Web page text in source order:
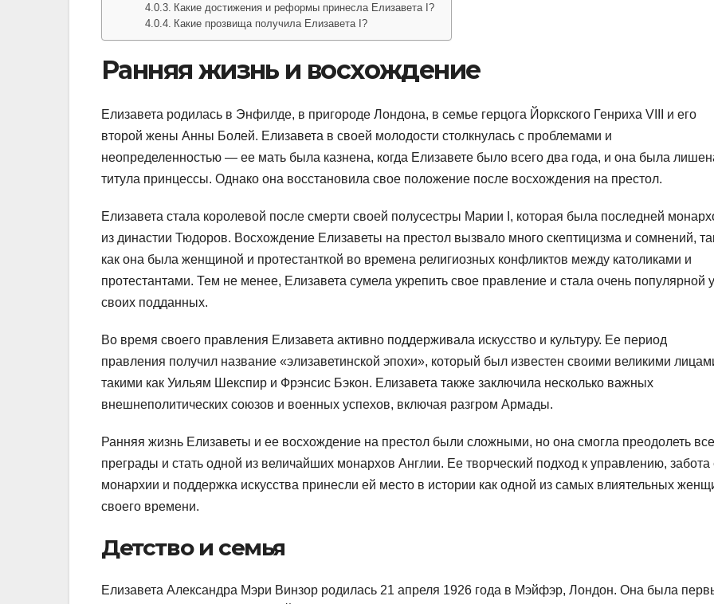
Какие достижения и реформы принесла Елизавета I?
Какие прозвища получила Елизавета I?
Ранняя жизнь и восхождение
Елизавета родилась в Энфилде, в пригороде Лондона, в семье герцога Йоркского Генриха VIII и его
второй жены Анны Болей. Елизавета в своей молодости столкнулась с проблемами и
неопределенностью — ее мать была казнена, когда Елизавете было всего два года, и она была
титула принцессы. Однако она восстановила свое положение после восхождения на престол.
Елизавета стала королевой после смерти своей полусестры Марии I, которая была последней
из династии Тюдоров. Восхождение Елизаветы на престол вызвало много скептицизма и сомнений,
как она была женщиной и протестанткой во времена религиозных конфликтов между католиками и
протестантами. Тем не менее, Елизавета сумела укрепить свое правление и стала очень популярной у
своих подданных.
Во время своего правления Елизавета активно поддерживала искусство и культуру. Ее период
правления получил название «элизаветинской эпохи», который был известен своими великими
такими как Уильям Шекспир и Фрэнсис Бэкон. Елизавета также заключила несколько важных
внешнеполитических союзов и военных успехов, включая разгром Армады.
Ранняя жизнь Елизаветы и ее восхождение на престол были сложными, но она смогла преодолеть все
преграды и стать одной из величайших монархов Англии. Ее творческий подход к управлению, забота
монархии и поддержка искусства принесли ей место в истории как одной из самых влиятельных
своего времени.
Детство и семья
Елизавета Александра Мэри Винзор родилась 21 апреля 1926 года в Мэйфэр, Лондон. Она была